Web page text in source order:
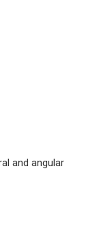
and angular